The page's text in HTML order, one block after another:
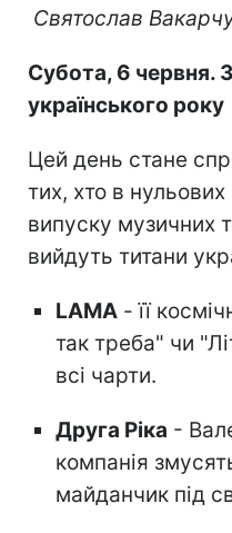
Святослав
Субота, 6 червня.
українського року
Цей день стане
тих, хто в
випуску музичних
вийдуть титани
LAMA - її
так треба" чи
всі чарти.
Друга Ріка -
компанія
майданчик під